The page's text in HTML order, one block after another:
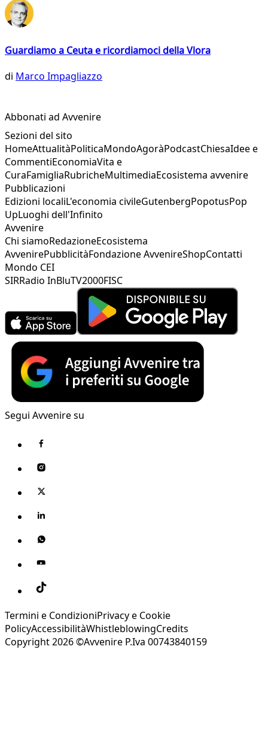
Guardiamo a Ceuta e ricordiamoci della Vlora
di Marco Impagliazzo
Abbonati ad Avvenire
Sezioni del sito
HomeAttualitàPoliticaMondoAgoràPodcastChiesaIdee e
CommentiEconomiaVita e
CuraFamigliaRubricheMultimediaEcosistema avvenire
Pubblicazioni
Edizioni localiL'economia civileGutenbergPopotusPop
UpLuoghi dell'Infinito
Avvenire
Chi siamoRedazioneEcosistema
AvvenirePubblicitàFondazione AvvenireShopContatti
Mondo CEI
SIRRadio InBluTV2000FISC
Segui Avvenire su
Termini e CondizioniPrivacy e Cookie
PolicyAccessibilitàWhistleblowingCredits
Copyright 2026 ©Avvenire P.Iva 00743840159